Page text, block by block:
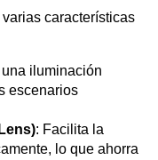
características
iluminación
escenarios
: Facilita la
lo que ahorra